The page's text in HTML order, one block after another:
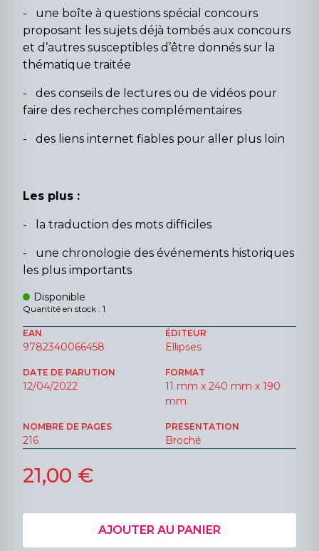
- une boîte à questions spécial concours
proposant les sujets déjà tombés aux concours
et d’autres susceptibles d’être donnés sur la
thématique traitée
- des conseils de lectures ou de vidéos pour
faire des recherches complémentaires
- des liens internet fiables pour aller plus loin
Les plus :
- la traduction des mots difficiles
- une chronologie des événements historiques
les plus importants
Disponible
Quantité en stock : 1
EAN
9782340066458
ÉDITEUR
Ellipses
DATE DE PARUTION
12/04/2022
FORMAT
11 mm x 240 mm x 190
mm
NOMBRE DE PAGES
216
PRESENTATION
Broché
21,00 €
AJOUTER AU PANIER